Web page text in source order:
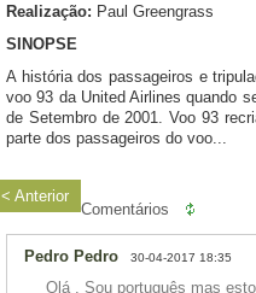
Realização: Paul Greengrass
SINOPSE
A história dos passageiros e
voo 93 da United Airlines quando
de Setembro de 2001. Voo 93
parte dos passageiros do voo...
< Anterior
Comentários
Pedro Pedro 30-04-2017 18:35
Olá . Sou português mas